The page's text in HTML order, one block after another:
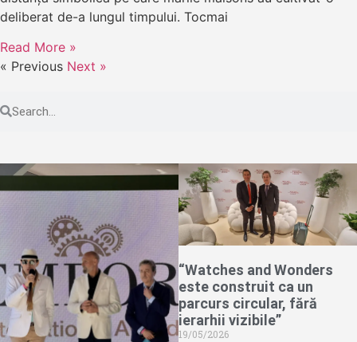
deliberat de-a lungul timpului. Tocmai
Read More »
« Previous Next »
“Watches and Wonders
este construit ca un
parcurs circular, fără
ierarhii vizibile”
19/05/2026